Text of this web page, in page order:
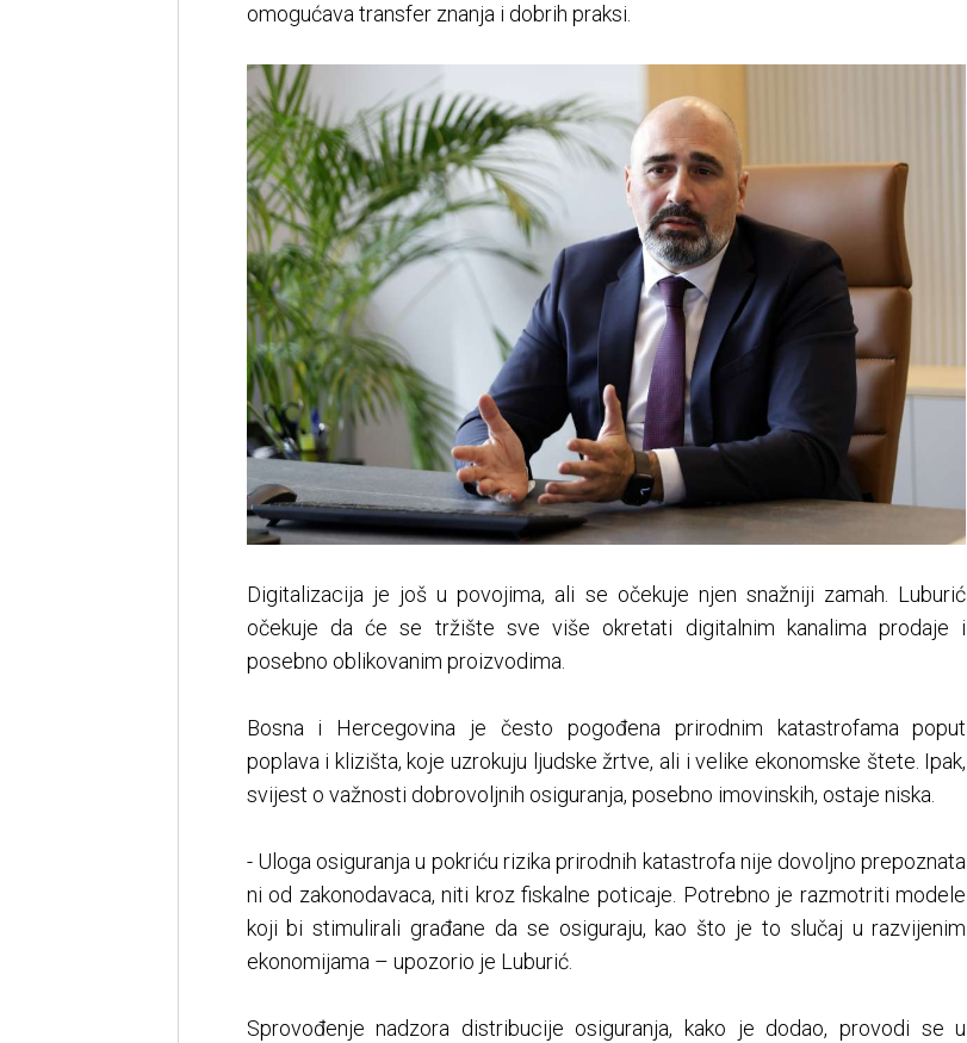
omogućava transfer znanja i dobrih praksi.
Digitalizacija je još u povojima, ali se očekuje njen snažniji zamah. Luburić
očekuje da će se tržište sve više okretati digitalnim kanalima prodaje i
posebno oblikovanim proizvodima.
Bosna i Hercegovina je često pogođena prirodnim katastrofama poput
poplava i klizišta, koje uzrokuju ljudske žrtve, ali i velike ekonomske štete. Ipak,
svijest o važnosti dobrovoljnih osiguranja, posebno imovinskih, ostaje niska.
- Uloga osiguranja u pokriću rizika prirodnih katastrofa nije dovoljno prepoznata
ni od zakonodavaca, niti kroz fiskalne poticaje. Potrebno je razmotriti modele
koji bi stimulirali građane da se osiguraju, kao što je to slučaj u razvijenim
ekonomijama – upozorio je Luburić.
Sprovođenje nadzora distribucije osiguranja, kako je dodao, provodi se u